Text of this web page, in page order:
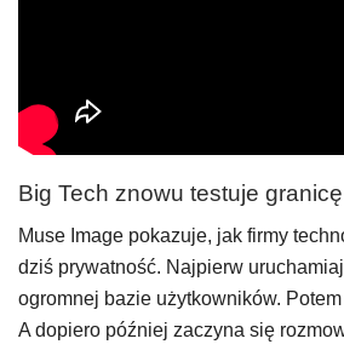
Big Tech znowu testuje
Muse Image pokazuje, jak firmy
dziś prywatność. Najpierw
ogromnej bazie użytkowników.
A dopiero później zaczyna się